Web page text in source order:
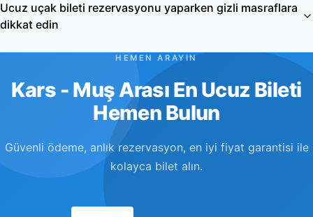
Ucuz uçak bileti rezervasyonu yaparken gizli masraflara
dikkat edin
HEMEN ARAYIN
Kars - Muş Arası En Ucuz Bileti
Hemen Bulun
Güvenli ödeme, anlık rezervasyon, en iyi fiyat garantisi ile
kolayca bilet alın.